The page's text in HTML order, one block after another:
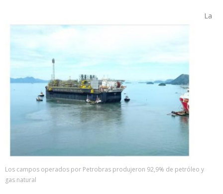
Los campos operados por Petrobras produjeron 92,9% de petróleo y
gas natural
La